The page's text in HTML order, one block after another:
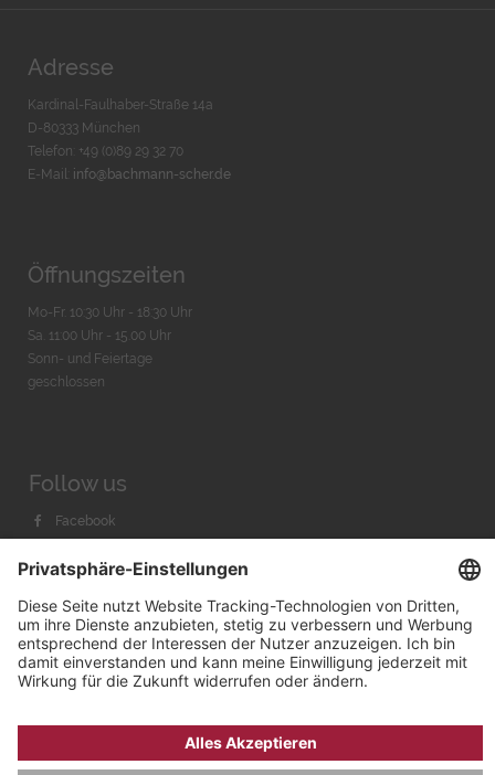
Adresse
Kardinal-Faulhaber-Straße 14a
D-80333 München
Telefon: +49 (0)89 29 32 70
E-Mail: info@bachmann-scher.de
Öffnungszeiten
Mo-Fr. 10:30 Uhr - 18:30 Uhr
Sa. 11:00 Uhr - 15.00 Uhr
Sonn- und Feiertage
geschlossen
Follow us
Facebook
Youtube